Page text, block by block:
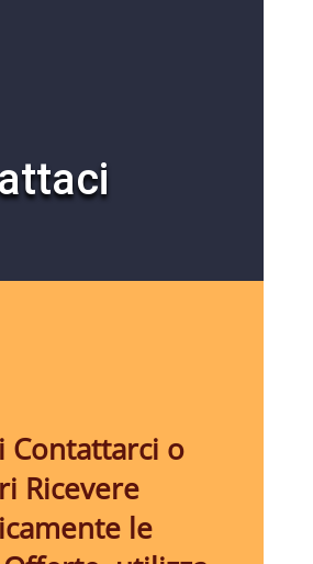
Contattarci o
Ricevere
le